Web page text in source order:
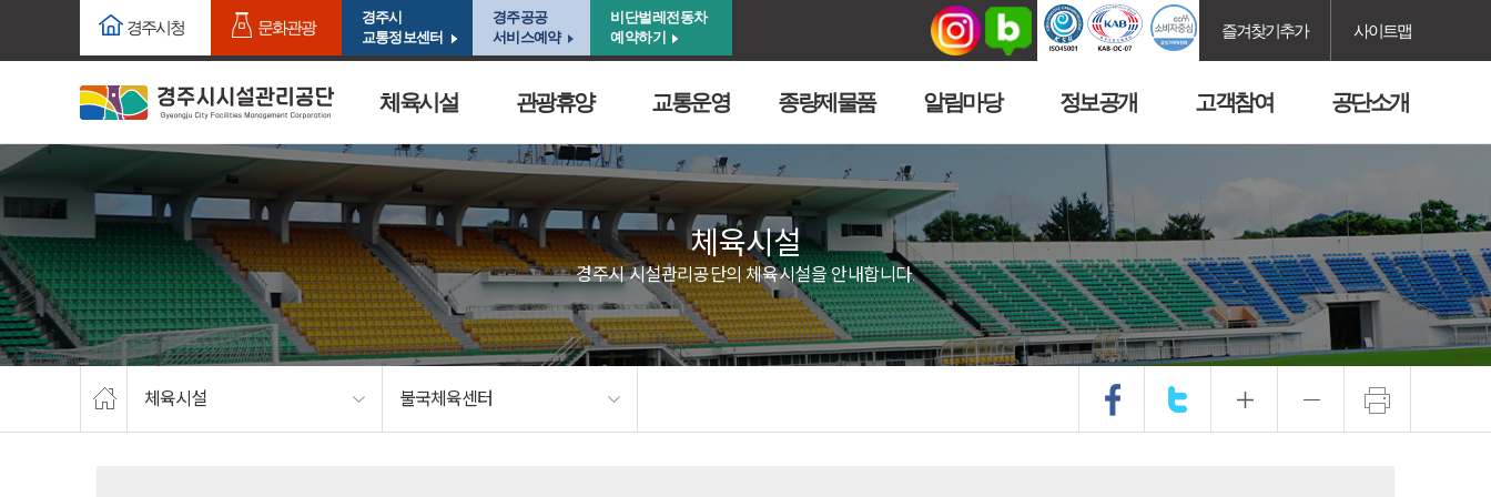
주요메뉴로 건너뛰기
경주시청 문화관광
경주시
교통정보센터
경주공공
서비스예약
비단벌레전동차
예약하기
즐겨찾기추가 사이트맵
체육시설 관광휴양 교통운영 종량제물품 알림마당 정보공개 고객참여 공단소개
체육시설
경주시 시설관리공단의 체육시설을 안내합니다.
체육시설 불국체육센터